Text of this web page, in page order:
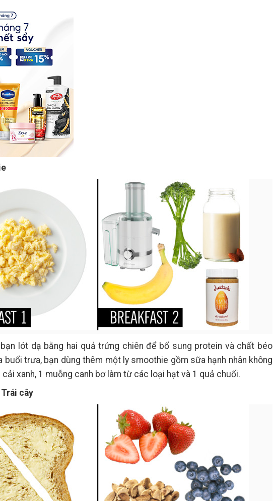
lót dạ bằng hai quả trứng chiên để bổ sung protein và chất béo
buổi trưa, bạn dùng thêm một ly smoothie gồm sữa hạnh nhân không
xanh, 1 muỗng canh bơ làm từ các loại hạt và 1 quả chuối.
cây